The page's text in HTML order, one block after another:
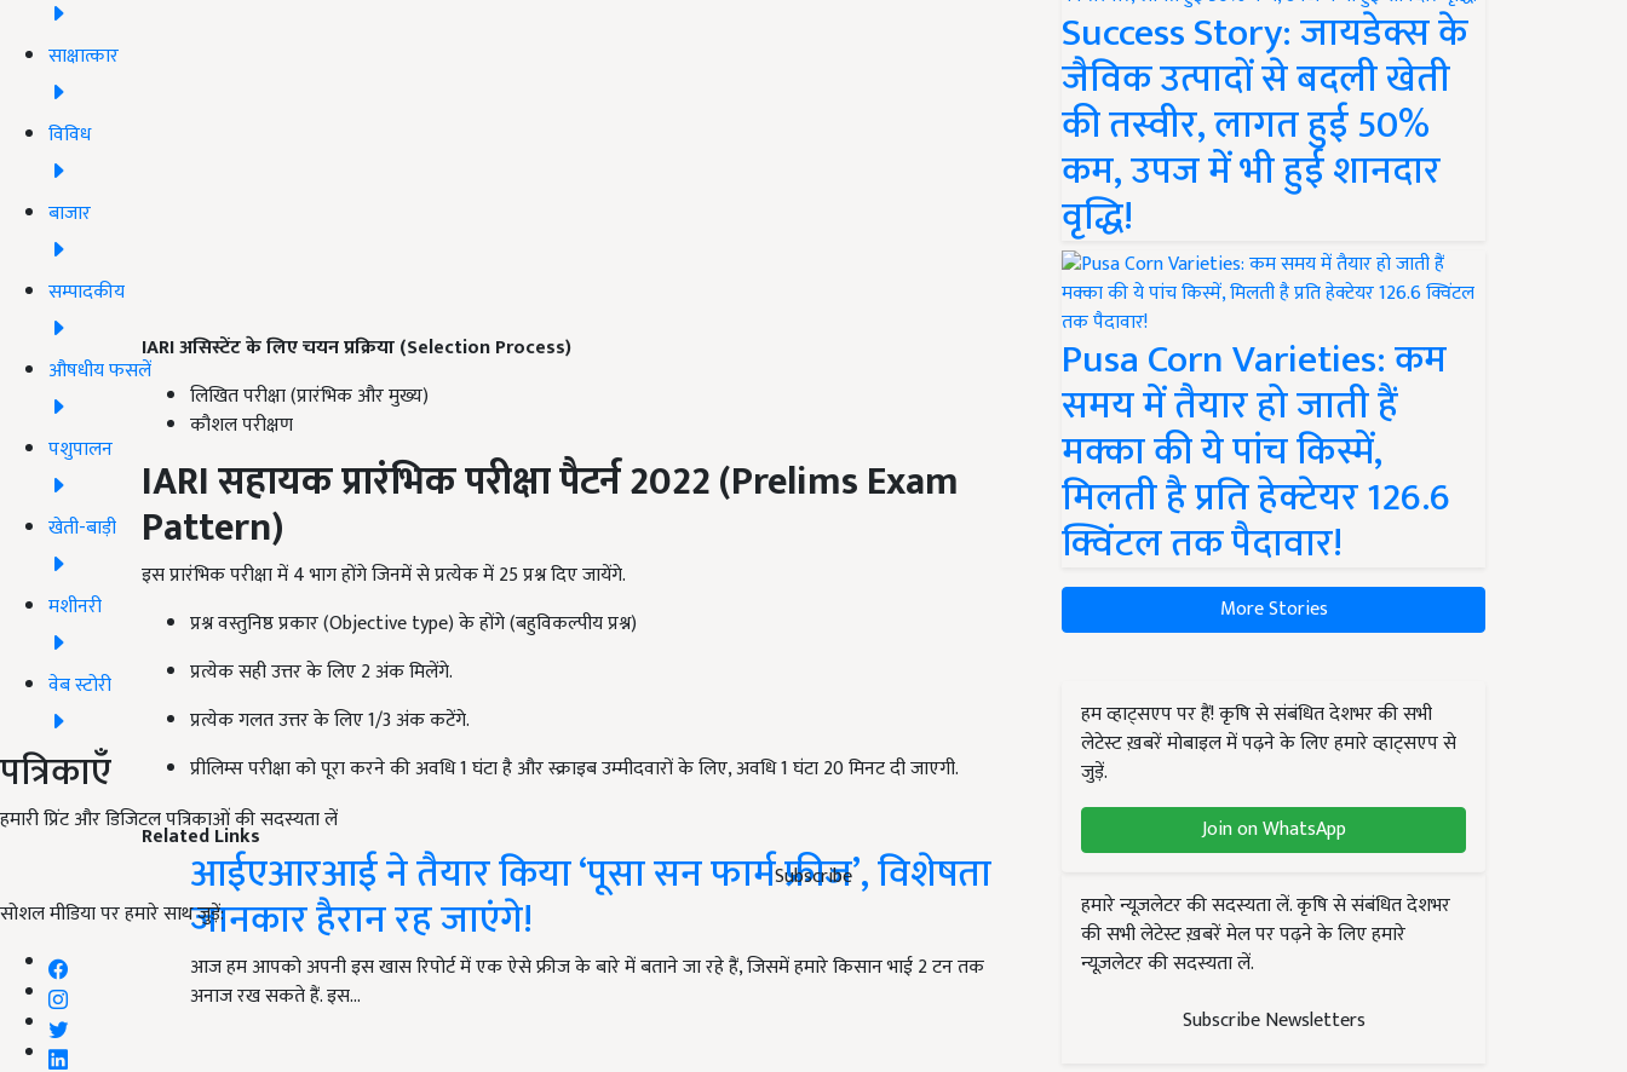
साक्षात्कार
विविध
बाजार
सम्पादकीय
औषधीय फसलें
पशुपालन
खेती-बाड़ी
मशीनरी
वेब स्टोरी
पत्रिकाएँ
हमारी प्रिंट और डिजिटल पत्रिकाओं की सदस्यता लें
Subscribe
सोशल मीडिया पर हमारे साथ जुड़ें:
IARIअसिस्टेंट के लिए चयन प्रक्रिया (Selection Process)
लिखित परीक्षा (प्रारंभिक और मुख्य)
कौशल परीक्षण
IARIसहायक प्रारंभिक परीक्षा पैटर्न2022 (Prelims Exam
Pattern)
इस प्रारंभिक परीक्षा में 4 भाग होंगे जिनमें से प्रत्येक में 25 प्रश्न दिए जायेंगे.
प्रश्न वस्तुनिष्ठ प्रकार (Objective type) के होंगे (बहुविकल्पीय प्रश्न)
प्रत्येक सही उत्तर के लिए 2 अंक मिलेंगे.
प्रत्येक गलत उत्तर के लिए 1/3 अंक कटेंगे.
प्रीलिम्स परीक्षा को पूरा करने की अवधि 1 घंटा है और स्क्राइब उम्मीदवारों के लिए, अवधि 1 घंटा 20 मिनट दी जाएगी.
Related Links
आईएआरआई ने तैयार किया ‘पूसा सन फार्म फ्रीज’, विशेषता
जानकार हैरान रह जाएंगे!
आज हम आपको अपनी इस खास रिपोर्ट में एक ऐसे फ्रीज के बारे में बताने जा रहे हैं, जिसमें हमारे किसान भाई 2 टन तक
अनाज रख सकते हैं. इस…
Success Story: जायडेक्स के
जैविक उत्पादों से बदली खेती
की तस्वीर, लागत हुई 50%
कम, उपज में भी हुई शानदार
वृद्धि!
Pusa Corn Varieties: कम
समय में तैयार हो जाती हैं
मक्का की ये पांच किस्में,
मिलती है प्रति हेक्टेयर 126.6
क्विंटल तक पैदावार!
More Stories
हम व्हाट्सएप पर हैं! कृषि से संबंधित देशभर की सभी
लेटेस्ट ख़बरें मोबाइल में पढ़ने के लिए हमारे व्हाट्सएप से
जुड़ें.
Join on WhatsApp
हमारे न्यूज़लेटर की सदस्यता लें. कृषि से संबंधित देशभर
की सभी लेटेस्ट ख़बरें मेल पर पढ़ने के लिए हमारे
न्यूज़लेटर की सदस्यता लें.
Subscribe Newsletters